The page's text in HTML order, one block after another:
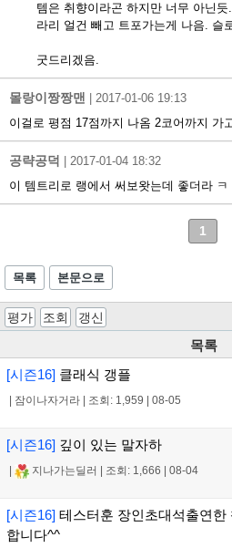
템은 취향이라곤 하지만 너무 아닌
라리 얼건 빼고 트포가는게 나음. 슬
굿드리겠음.
몰랑이짱짱맨 2017-01-06 19:13
이걸로 평점 17점까지 나옴 2코어까지 가
공략공덕 2017-01-04 18:32
이 템트리로 랭에서 써보왓는데 좋더라 ㅋ
1
목록 본문으로
평가 조회 갱신
목록
[시즌16] 클래식 갱플
잠이나자거라 조회: 1,959 08-05
[시즌16] 깊이 있는 말자하
지나가는딜러 조회: 1,666 08-04
[시즌16] 테스터훈 장인초대석출연한
합니다^^